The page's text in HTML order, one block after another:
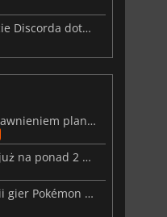
Złośliwe oprogramowanie i przejęcie Discorda dotknęły Meccha Chameleon
MARVEL Tōkon debiutuje wraz z ujawnieniem planu rozwoju na pierwszy rok
Resident Evil: Veronica znalazł się już na ponad 2 milionach list życzeń
Beast of Reincarnation: twórcy serii gier Pokémon wkraczają na nową ścieżkę